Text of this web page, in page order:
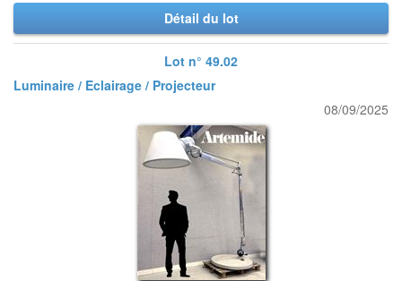
Détail du lot
Lot n° 49.02
Luminaire / Eclairage / Projecteur
08/09/2025